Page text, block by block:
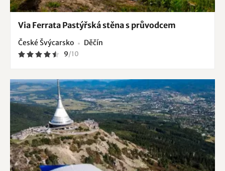
Via Ferrata Pastýřská stěna s průvodcem
České Švýcarsko Děčín
9/10